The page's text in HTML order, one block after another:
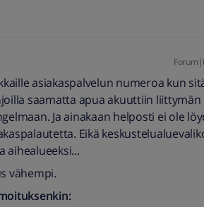
asiakaspalvelun numeroa kun
saamatta apua akuuttiin liittymän
Ja ainakaan helposti ei ole
Eikä
aihealueeksi...
vähempi.